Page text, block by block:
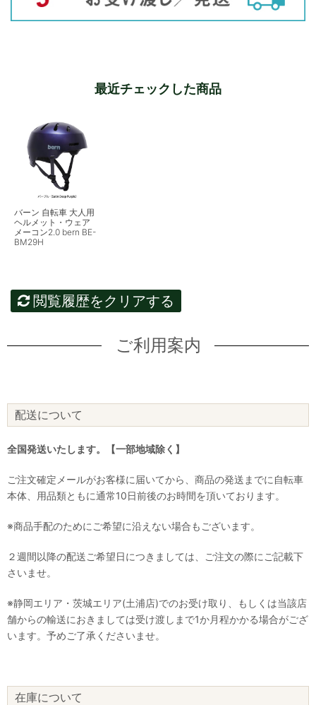
最近チェックした商品
バーン 自転車 大人用
ヘルメット・ウェア
メーコン2.0 bern BE-
BM29H
閲覧履歴をクリアする
ご利用案内
配送について
全国発送いたします。【一部地域除く】
ご注文確定メールがお客様に届いてから、商品の発送までに自転車
本体、用品類ともに通常10日前後のお時間を頂いております。
※商品手配のためにご希望に沿えない場合もございます。
２週間以降の配送ご希望日につきましては、ご注文の際にご記載下
さいませ。
※静岡エリア・茨城エリア(土浦店)でのお受け取り、もしくは当該店
舗からの輸送におきましては受け渡しまで1か月程かかる場合がござ
います。予めご了承くださいませ。
在庫について